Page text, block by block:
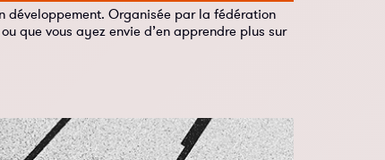
développement. Organisée par la fédération
que vous ayez envie d’en apprendre plus sur